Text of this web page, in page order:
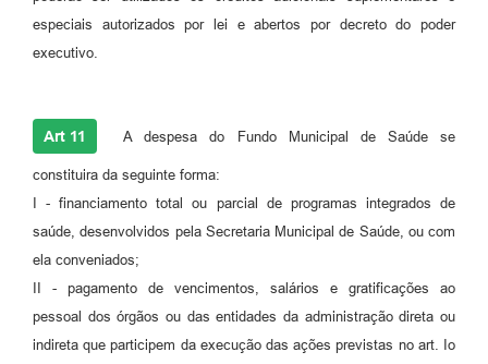
especiais autorizados por lei e abertos por decreto do poder
executivo.
Art 11 A despesa do Fundo Municipal de Saúde se
constituira da seguinte forma:
I - financiamento total ou parcial de programas integrados de
saúde, desenvolvidos pela Secretaria Municipal de Saúde, ou com
ela conveniados;
II - pagamento de vencimentos, salários e gratificações ao
pessoal dos órgãos ou das entidades da administração direta ou
indireta que participem da execução das ações previstas no art. Io